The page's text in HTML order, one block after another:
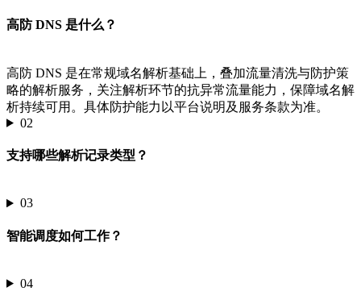
高防 DNS 是什么？
高防 DNS 是在常规域名解析基础上，叠加流量清洗与防护策
略的解析服务，关注解析环节的抗异常流量能力，保障域名解
析持续可用。具体防护能力以平台说明及服务条款为准。
02
支持哪些解析记录类型？
03
智能调度如何工作？
04